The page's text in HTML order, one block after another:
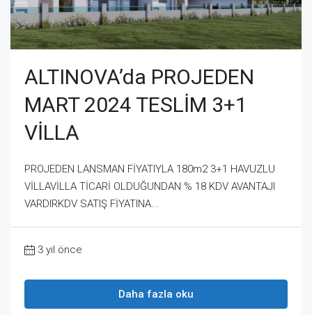
ALTINOVA’da PROJEDEN
MART 2024 TESLİM 3+1
VİLLA
PROJEDEN LANSMAN FİYATIYLA 180m2 3+1 HAVUZLU
VİLLAVİLLA TİCARİ OLDUĞUNDAN % 18 KDV AVANTAJI
VARDIRKDV SATIŞ FİYATINA...
3 yıl önce
Daha fazla oku